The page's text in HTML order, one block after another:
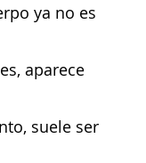
ya no es
aparece
suele ser